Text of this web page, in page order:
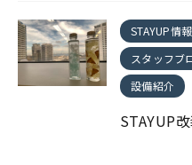
STAYUP情報
スタッフブ
設備紹介
STAYUP